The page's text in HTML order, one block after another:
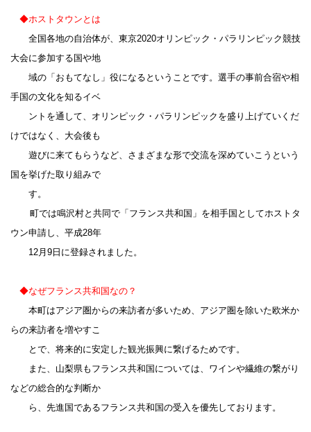
◆ホストタウンとは
全国各地の自治体が、東京2020オリンピック・パラリンピック競技
大会に参加する国や地
域の「おもてなし」役になるということです。選手の事前合宿や相
手国の文化を知るイベ
ントを通して、オリンピック・パラリンピックを盛り上げていくだ
けではなく、大会後も
遊びに来てもらうなど、さまざまな形で交流を深めていこうという
国を挙げた取り組みで
す。
町では鳴沢村と共同で「フランス共和国」を相手国としてホストタ
ウン申請し、平成28年
12月9日に登録されました。
◆なぜフランス共和国なの？
本町はアジア圏からの来訪者が多いため、アジア圏を除いた欧米か
らの来訪者を増やすこ
とで、将来的に安定した観光振興に繋げるためです。
また、山梨県もフランス共和国については、ワインや繊維の繋がり
などの総合的な判断か
ら、先進国であるフランス共和国の受入を優先しております。